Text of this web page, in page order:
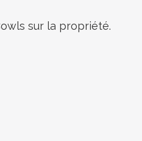
sur la propriété.